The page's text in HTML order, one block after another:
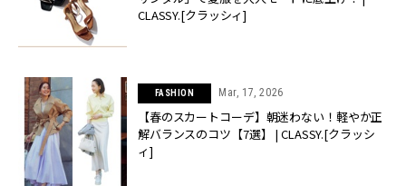
CLASSY.[クラッシィ]
FASHION Mar, 17, 2026
【春のスカートコーデ】朝迷わない！軽やか正
解バランスのコツ【7選】 | CLASSY.[クラッシ
ィ]